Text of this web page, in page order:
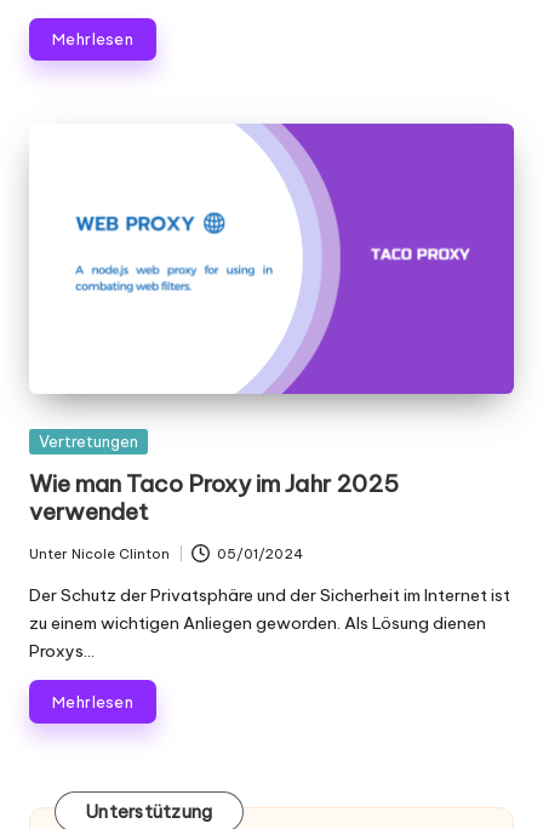
Mehr lesen
Gepostet
Vertretungen
Wie man Taco Proxy im Jahr 2025
verwendet
Geschrieben
von
Unter Nicole Clinton 05/01/2024
Der Schutz der Privatsphäre und der Sicherheit im Internet ist
zu einem wichtigen Anliegen geworden. Als Lösung dienen
Proxys...
Mehr lesen
Unterstützung